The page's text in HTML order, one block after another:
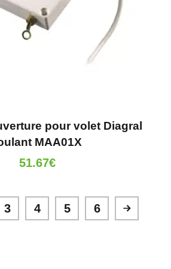
pour volet Diagral
MAA01X
51.67€
3 4 5 6